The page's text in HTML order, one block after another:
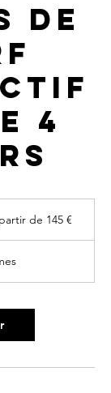
de
4
de 145 €